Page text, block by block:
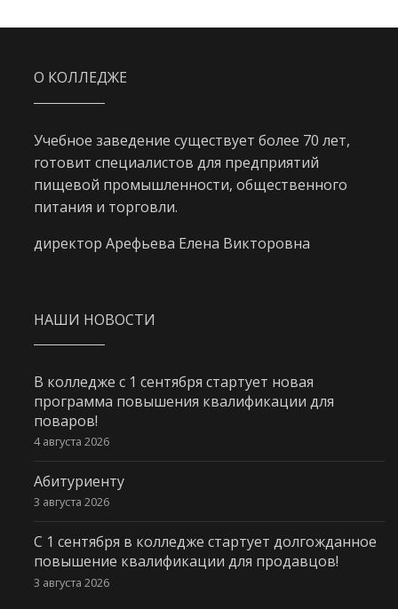
О КОЛЛЕДЖЕ
Учебное заведение существует более 70 лет,
готовит специалистов для предприятий
пищевой промышленности, общественного
питания и торговли.
директор Арефьева Елена Викторовна
НАШИ НОВОСТИ
В колледже с 1 сентября стартует новая
программа повышения квалификации для
поваров!
4 августа 2026
Абитуриенту
3 августа 2026
С 1 сентября в колледже стартует долгожданное
повышение квалификации для продавцов!
3 августа 2026